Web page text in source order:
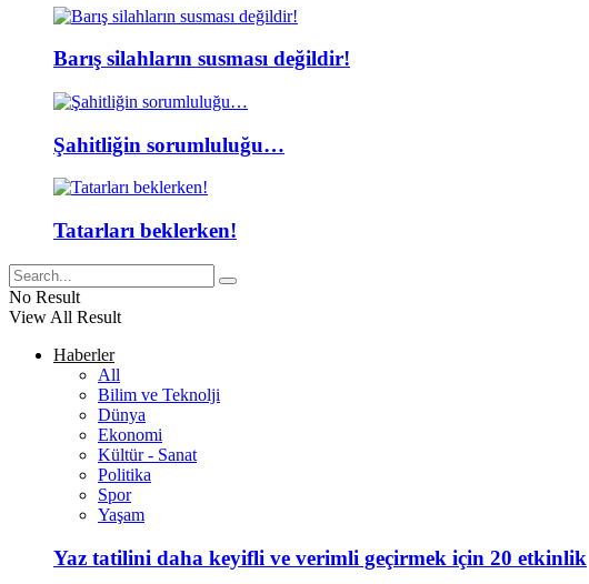
Barış silahların susması değildir!
Şahitliğin sorumluluğu…
Tatarları beklerken!
No Result
View All Result
Haberler
All
Bilim ve Teknolji
Dünya
Ekonomi
Kültür - Sanat
Politika
Spor
Yaşam
Yaz tatilini daha keyifli ve verimli geçirmek için 20 etkinlik